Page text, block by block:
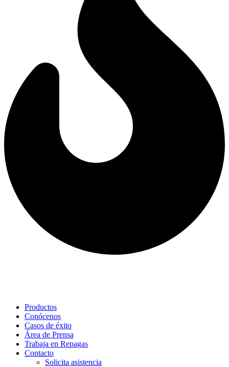
Productos
Conócenos
Casos de éxito
Área de Prensa
Trabaja en Repagas
Contacto
Solicita asistencia